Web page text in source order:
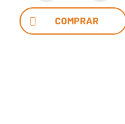
COMPRAR